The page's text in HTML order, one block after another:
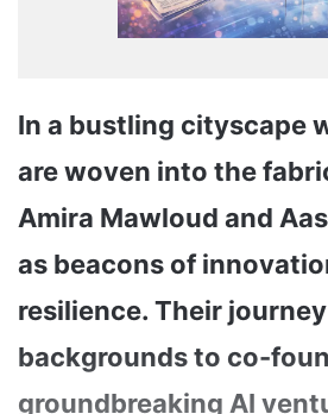
In a bustling cityscape
are woven into the
Amira Mawloud and
as beacons of
resilience. Their
backgrounds to co-
groundbreaking AI